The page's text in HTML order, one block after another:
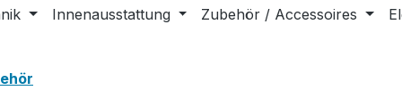
Innenausstattung Zubehör / Accessoires